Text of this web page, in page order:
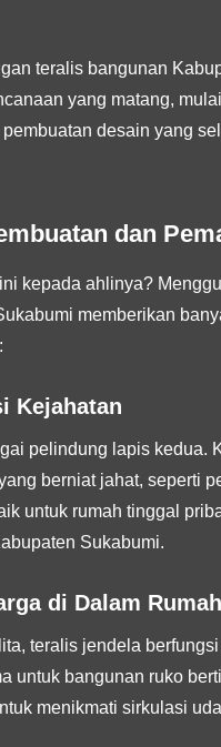
teralis bangunan
yang matang,
desain yang
dan
kepada ahlinya?
memberikan
Kejahatan
pelindung lapis
berniat jahat, seperti
untuk rumah tinggal
Sukabumi.
di Dalam Rumah
teralis jendela
untuk bangunan ruko
menikmati sirkulasi